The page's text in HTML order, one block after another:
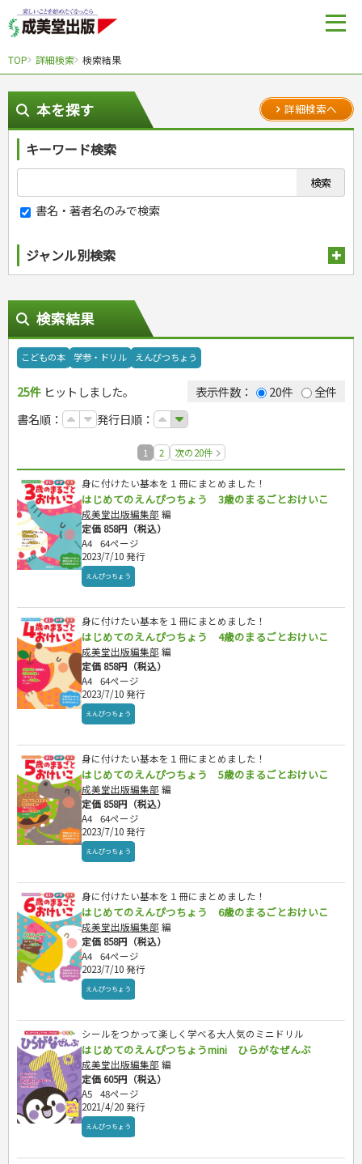
TOP 詳細検索 検索結果
本を探す 詳細検索へ
キーワード検索
書名・著者名のみで検索
ジャンル別検索
スポーツ
スポーツルール
野球
ゴルフ
ジュニアスポーツ
その他スポーツ
自然・アウトドア・ペット
アウトドア
犬・猫
園芸・野菜づくり
雑学
娯楽・ゲーム・占い
ナンプレ
ゲーム・マジック
家相・風水・占い
カルチャー・芸術・趣味
音楽・楽器
趣味・鑑賞・カメラ
辞典
語学・旅行会話
運転免許
原付・二輪
生活・暮らし
料理
料理・レシピ
各国料理
お弁当
健康メニュー・ダイエット
調理器具クッキング
お菓子・ケーキ・パン
飲み物・お酒
手芸・クラフト
ソーイング
クラフト
インテリア・ハウジング
収納・掃除・暮らし
美容・ファッション
ダイエット・エクササイズ
メイク・ネイル・ヘア
冠婚葬祭・手紙・ペン字
冠婚葬祭・スピーチ・マナー
妊娠・出産・育児
離乳食・幼児食・こどもレシピ
健康と保育
家庭医学・健康
ツボ・マッサージ
健康知識
看護・介護
介護一般
パネルシアター
こどもの本
おりがみ・あやとり
のりもの・ずかん
読み物・絵本
音と光のでる絵本
学参・ドリル
学習・地図
自由研究・読書感想文
えんぴつちょう
就職活動
就職活動
就職試験
公務員試験
資格試験
英語検定・TOEIC
漢字検定・数学検定
簿記検定
看護・薬学
ケアマネジャー
介護・社会福祉士
保育士
行政書士・宅建
FP
衛生管理・運行管理
建築・土木
電気・危険物
調理師
スキル・キャリアアップ
危険物取扱者
消防設備士
登録販売者
その他資格試験
ビジネス
経営・経済・法律
マネー・株・資産
ビジネス・法律
簿記・経理・税金・保険
その他ビジネス
自己啓発
自己啓発
ビジネス読み物
旅行・歴史
国内・海外旅行
国外旅行
国内旅行
散歩・グルメ
地理・歴史
地理・地図
歴史
文庫
文庫
成美文庫
その他文庫
ダイアリー
ダイアリー
プラチナダイアリー プレステージ
検索結果
こどもの本 学参・ドリル えんぴつちょう
25件 ヒットしました。 表示件数： 20件
全件
書名順：
発行日順：
1 2 次の20件
身に付けたい基本を１冊にまとめました！
はじめてのえんぴつちょう 3歳のまるごとおけいこ
成美堂出版編集部 編
定価 858円（税込）
A4
64ページ
2023/7/10 発行
えんぴつちょう
身に付けたい基本を１冊にまとめました！
はじめてのえんぴつちょう 4歳のまるごとおけいこ
成美堂出版編集部 編
定価 858円（税込）
A4
64ページ
2023/7/10 発行
えんぴつちょう
身に付けたい基本を１冊にまとめました！
はじめてのえんぴつちょう 5歳のまるごとおけいこ
成美堂出版編集部 編
定価 858円（税込）
A4
64ページ
2023/7/10 発行
えんぴつちょう
身に付けたい基本を１冊にまとめました！
はじめてのえんぴつちょう 6歳のまるごとおけいこ
成美堂出版編集部 編
定価 858円（税込）
A4
64ページ
2023/7/10 発行
えんぴつちょう
シールをつかって楽しく学べる大人気のミニドリル
はじめてのえんぴつちょうmini ひらがなぜんぶ
成美堂出版編集部 編
定価 605円（税込）
A5
48ページ
2021/4/20 発行
えんぴつちょう